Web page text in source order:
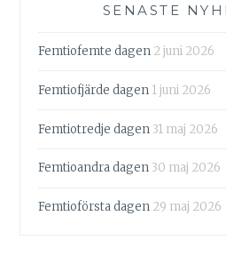
SENASTE
Femtiofemte dagen 2 juni 2026
Femtiofjärde dagen 1 juni 2026
Femtiotredje dagen 31 maj 2026
Femtioandra dagen 30 maj 2026
Femtioförsta dagen 29 maj 2026